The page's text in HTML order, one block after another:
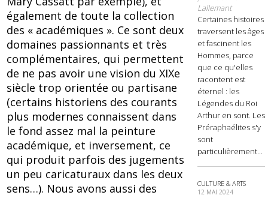
également de toute la collection
des « académiques ». Ce sont deux
domaines passionnants et très
complémentaires, qui permettent
de ne pas avoir une vision du XIXe
siècle trop orientée ou partisane
(certains historiens des courants
plus modernes connaissent dans
le fond assez mal la peinture
académique, et inversement, ce
qui produit parfois des jugements
un peu caricaturaux dans les deux
sens…). Nous avons aussi des
Lallemant
Certaines histoires
traversent les âges
et fascinent les
Hommes, parce
que ce qu'elles
racontent est
éternel : les
Légendes du Roi
Arthur en sont. Les
Préraphaélites s'y
sont
particulièrement...
CULTURE & ARTS
12 MAI 2024